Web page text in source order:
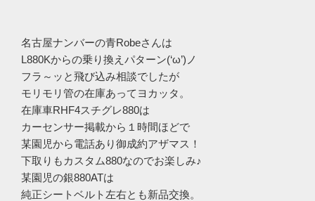
名古屋ナンバーの青Robeさんは
L880Kからの乗り換えパターン(‘ω’)ノ
フラ～ッと飛び込み相談でしたが
モリモリ管の在庫あってヨカッタ。
在庫車RHF4スチグレ880は
カーセンサー掲載から１時間ほどで
某園児から電話あり御成約アザマス！
下取りもカスタム880なのでお楽しみ♪
某園児の銀880ATは
純正シートベルト左右とも新品交換。